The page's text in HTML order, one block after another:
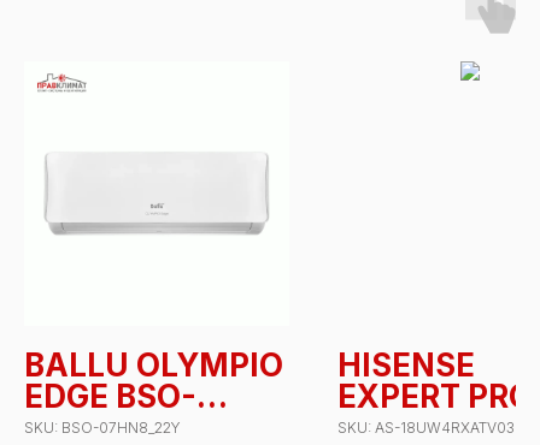
BALLU OLYMPIO
EDGE BSO-
07HN8_22Y
SKU: BSO-07HN8_22Y
HISENSE
EXPERT
SKU: AS-18UW4RXATV03